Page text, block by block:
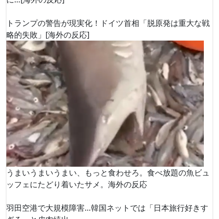
トランプの警告が現実化！ドイツ首相「脱原発は重大な戦
略的失敗」[海外の反応]
うまいうまいうまい、もっと食わせろ。食べ放題の魚ビュ
ッフェにたどり着いたサメ。海外の反応
羽田空港で大規模障害…韓国ネットでは「日本旅行好きす